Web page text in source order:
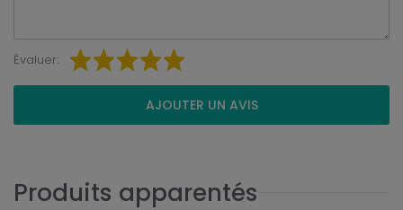
Évaluer:
AJOUTER UN AVIS
Produits apparentés